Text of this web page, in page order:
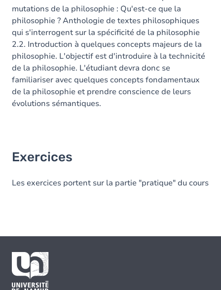
mutations de la philosophie : Qu'est-ce que la
philosophie ? Anthologie de textes philosophiques
qui s'interrogent sur la spécificité de la philosophie
2.2. Introduction à quelques concepts majeurs de la
philosophie. L'objectif est d'introduire à la technicité
de la philosophie. L'étudiant devra donc se
familiariser avec quelques concepts fondamentaux
de la philosophie et prendre conscience de leurs
évolutions sémantiques.
Exercices
Les exercices portent sur la partie "pratique" du cours